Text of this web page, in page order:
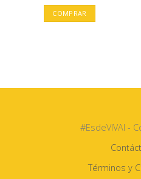
COMPRAR
#EsdeVIVAI -
Términos y